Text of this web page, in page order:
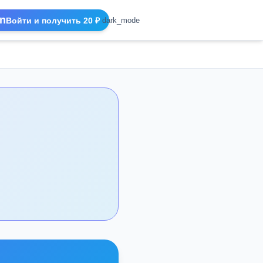
Войти и получить 20 ₽ dark_mode